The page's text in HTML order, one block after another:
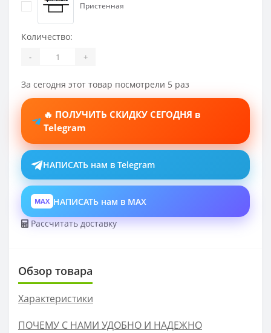
Пристенная
Количество:
- +
За сегодня этот товар посмотрели 5 раз
🔥 ПОЛУЧИТЬ СКИДКУ СЕГОДНЯ в
Telegram
НАПИСАТЬ нам в Telegram
MAX НАПИСАТЬ нам в MAX
Рассчитать доставку
Обзор товара
Характеристики
ПОЧЕМУ С НАМИ УДОБНО И НАДЕЖНО